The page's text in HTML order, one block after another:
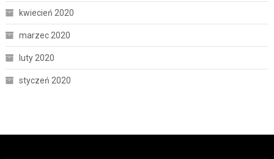
kwiecień 2020
marzec 2020
luty 2020
styczeń 2020